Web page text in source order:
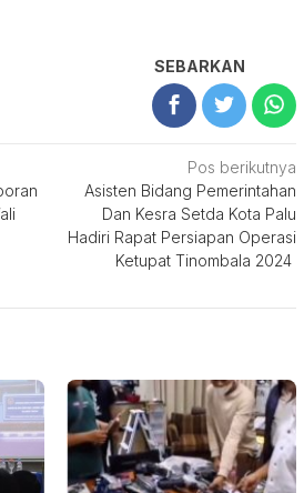
SEBARKAN
Pos berikutnya
Asisten Bidang Pemerintahan
Dan Kesra Setda Kota Palu
Hadiri Rapat Persiapan Operasi
Ketupat Tinombala 2024